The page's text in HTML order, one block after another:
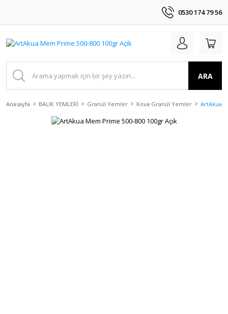
0530 174 79 56
ARA
Anasayfa BALIK YEMLERİ Granül Yemler Kova Granül Yemler ArtAkua